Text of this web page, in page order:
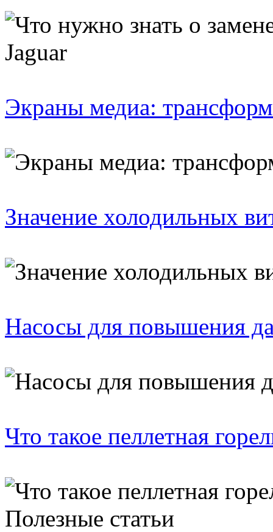
Экраны медиа:
Значение холодильных
Насосы для повышения
Что такое пеллетная
Полезные статьи